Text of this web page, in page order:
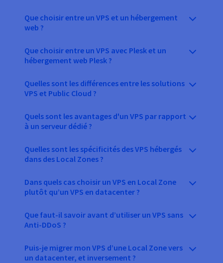
Que choisir entre un VPS et un hébergement
web ?
Que choisir entre un VPS avec Plesk et un
hébergement web Plesk ?
Quelles sont les différences entre les solutions
VPS et Public Cloud ?
Quels sont les avantages d'un VPS par rapport
à un serveur dédié ?
Quelles sont les spécificités des VPS hébergés
dans des Local Zones ?
Dans quels cas choisir un VPS en Local Zone
plutôt qu’un VPS en datacenter ?
Que faut-il savoir avant d’utiliser un VPS sans
Anti-DDoS ?
Puis-je migrer mon VPS d’une Local Zone vers
un datacenter, et inversement ?